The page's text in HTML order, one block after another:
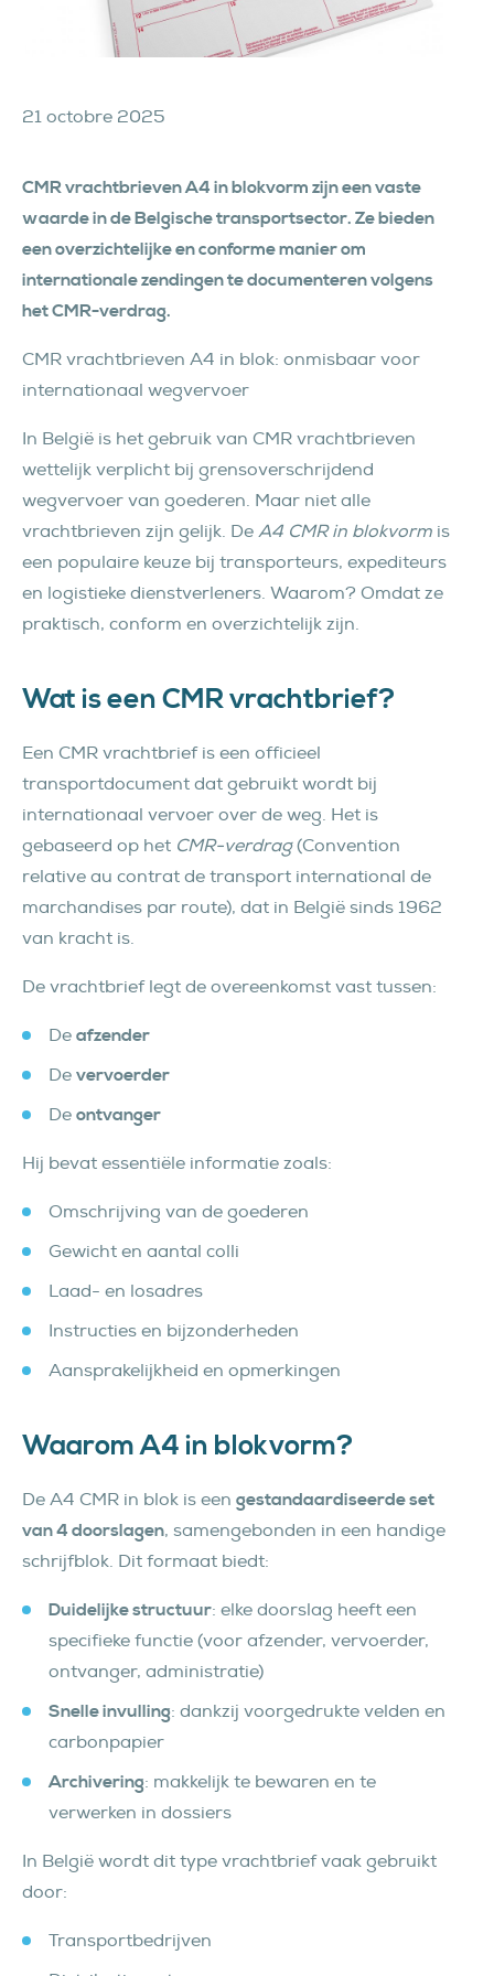
21 octobre 2025
CMR vrachtbrieven A4 in blokvorm zijn een vaste
waarde in de Belgische transportsector. Ze bieden
een overzichtelijke en conforme manier om
internationale zendingen te documenteren volgens
het CMR-verdrag.
CMR vrachtbrieven A4 in blok: onmisbaar voor
internationaal wegvervoer
In België is het gebruik van CMR vrachtbrieven
wettelijk verplicht bij grensoverschrijdend
wegvervoer van goederen. Maar niet alle
vrachtbrieven zijn gelijk. De A4 CMR in blokvorm is
een populaire keuze bij transporteurs, expediteurs
en logistieke dienstverleners. Waarom? Omdat ze
praktisch, conform en overzichtelijk zijn.
Wat is een CMR vrachtbrief?
Een CMR vrachtbrief is een officieel
transportdocument dat gebruikt wordt bij
internationaal vervoer over de weg. Het is
gebaseerd op het CMR-verdrag(Convention
relative au contrat de transport international de
marchandises par route), dat in België sinds 1962
van kracht is.
De vrachtbrief legt de overeenkomst vast tussen:
De afzender
De vervoerder
De ontvanger
Hij bevat essentiële informatie zoals:
Omschrijving van de goederen
Gewicht en aantal colli
Laad- en losadres
Instructies en bijzonderheden
Aansprakelijkheid en opmerkingen
Waarom A4 in blokvorm?
De A4 CMR in blok is een gestandaardiseerde set
van 4 doorslagen, samengebonden in een handige
schrijfblok. Dit formaat biedt:
Duidelijke structuur: elke doorslag heeft een
specifieke functie (voor afzender, vervoerder,
ontvanger, administratie)
Snelle invulling: dankzij voorgedrukte velden en
carbonpapier
Archivering: makkelijk te bewaren en te
verwerken in dossiers
In België wordt dit type vrachtbrief vaak gebruikt
door:
Transportbedrijven